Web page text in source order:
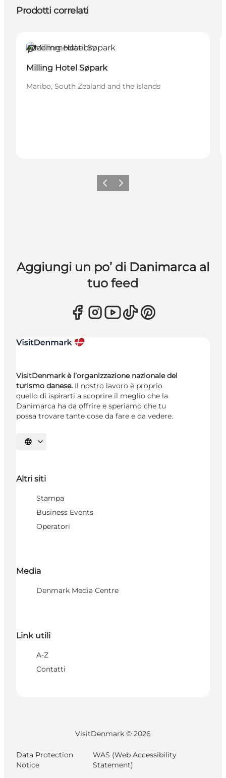
Prodotti correlati
Sostenibile
Accommodation
Milling Hotel Søpark
Maribo, South Zealand and the Islands
Precedente
Avanti
Aggiungi un po’ di Danimarca al
tuo feed
VisitDenmark è l’organizzazione nazionale del
turismo danese. Il nostro lavoro è proprio
quello di ispirarti a scoprire il meglio che la
Danimarca ha da offrire e speriamo che tu
possa trovare tante cose da fare e da vedere.
Seleziona la lingua
Altri siti
Stampa
Business Events
Operatori
Media
Denmark Media Centre
Link utili
A-Z
Contatti
VisitDenmark © 2026
Data Protection
Notice
WAS (Web Accessibility
Statement)